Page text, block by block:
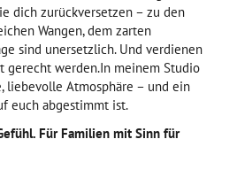
dich zurückversetzen – zu den
Wangen, dem zarten
sind unersetzlich. Und verdienen
gerecht werden.In meinem Studio
liebevolle Atmosphäre – und ein
euch abgestimmt ist.
Für Familien mit Sinn für